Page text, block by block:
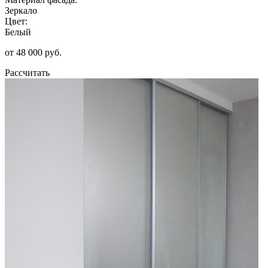
Зеркало
Цвет:
Белый
от 48 000 руб.
Рассчитать